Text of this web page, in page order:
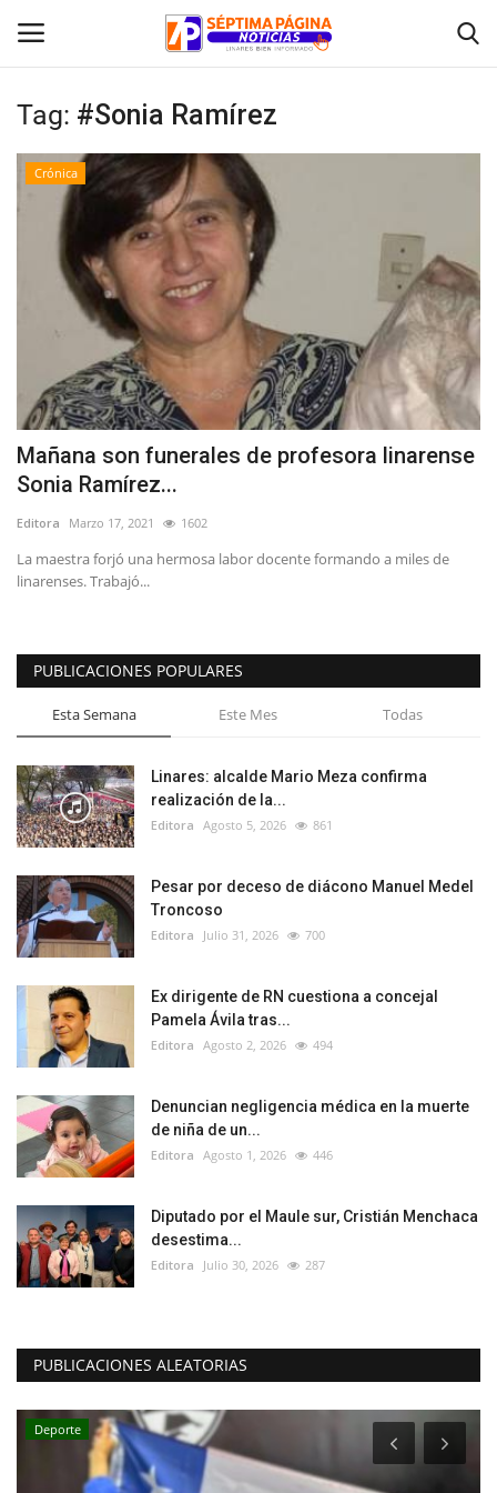
Inicio
Crónica
Policial
Tribunales
Deporte
Política
Espectáculos
Tag: #Sonia Ramírez
Crónica
Mañana son funerales de profesora linarense
Sonia Ramírez...
Editora Marzo 17, 2021 1602
La maestra forjó una hermosa labor docente formando a miles de
linarenses. Trabajó...
PUBLICACIONES POPULARES
Esta Semana Este Mes Todas
Linares: alcalde Mario Meza confirma
realización de la...
Editora Agosto 5, 2026 861
Pesar por deceso de diácono Manuel Medel
Troncoso
Editora Julio 31, 2026 700
Ex dirigente de RN cuestiona a concejal
Pamela Ávila tras...
Editora Agosto 2, 2026 494
Denuncian negligencia médica en la muerte
de niña de un...
Editora Agosto 1, 2026 446
Diputado por el Maule sur, Cristián Menchaca
desestima...
Editora Julio 30, 2026 287
PUBLICACIONES ALEATORIAS
Deporte